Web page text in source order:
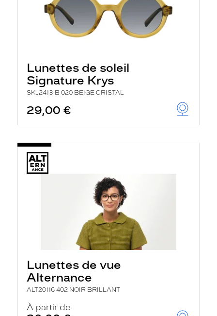
Lunettes de soleil
Signature Krys
SKJ2413-B 020 BEIGE CRISTAL
29,00 €
Lunettes de vue
Alternance
ALT20116 402 NOIR BRILLANT
À partir de